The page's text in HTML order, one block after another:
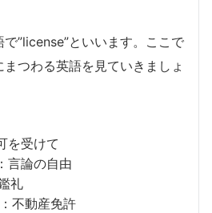
で”license”といいます。ここで
つわる英語を見ていきましょ
を受けて
言論の自由
礼
不動産免許